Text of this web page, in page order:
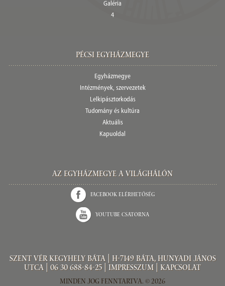
Galéria
4
Pécsi egyházmegye
Egyházmegye
Intézmények, szervezetek
Lelkipásztorkodás
Tudomány és kultúra
Aktuális
Kapuoldal
Az Egyházmegye a világhálón
Facebook elérhetőség
Youtube csatorna
Szent Vér kegyhely Báta | H-7149 Báta, Hunyadi János
utca | 06 30 688-84-25| Impresszum Kapcsolat
Minden jog fenntartva. © 2026